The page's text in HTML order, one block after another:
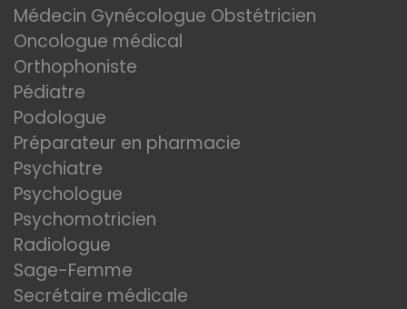
Médecin Gynécologue Obstétricien
Oncologue médical
Orthophoniste
Pédiatre
Podologue
Préparateur en pharmacie
Psychiatre
Psychologue
Psychomotricien
Radiologue
Sage-Femme
Secrétaire médicale